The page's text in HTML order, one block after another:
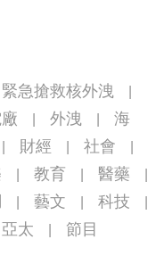
緊急搶救核外洩
外洩
海
財經 社會
教育 醫藥
藝文 科技
亞太 節目